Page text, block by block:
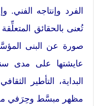
الفرد وإنتاجه
تُعنى بالحقائق
صورة عن البنى
عايشتها على مدى
البداية، التأطير
مظهر مبسَّط وحِرَفي